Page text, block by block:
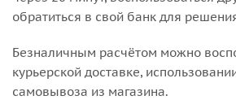
обратиться в свой банк для
Безналичным расчётом можно
курьерской доставке,
самовывоза из магазина.